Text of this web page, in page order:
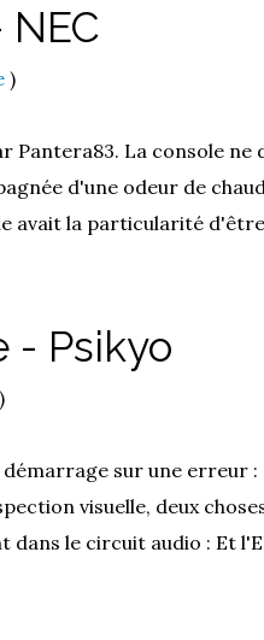
)
Pantera83. La console ne
d'une odeur de
avait la particularité
- Psikyo
)
sur une erreur :
visuelle, deux
dans le circuit audio : Et